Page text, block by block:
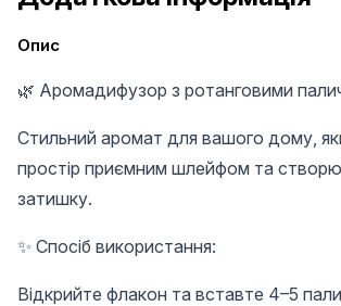
Опис
🌿 Аромадифузор з ротанговими
Стильний аромат для вашого дому,
простір приємним шлейфом та
затишку.
✨ Спосіб використання:
Відкрийте флакон та вставте 4–5